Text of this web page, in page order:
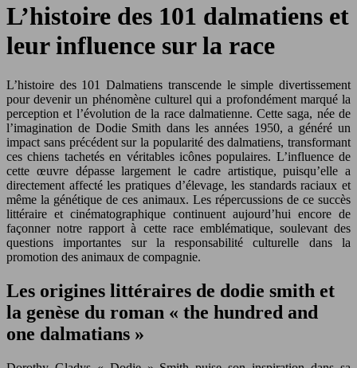
L’histoire des 101 dalmatiens et
leur influence sur la race
L’histoire des 101 Dalmatiens transcende le simple divertissement
pour devenir un phénomène culturel qui a profondément marqué la
perception et l’évolution de la race dalmatienne. Cette saga, née de
l’imagination de Dodie Smith dans les années 1950, a généré un
impact sans précédent sur la popularité des dalmatiens, transformant
ces chiens tachetés en véritables icônes populaires. L’influence de
cette œuvre dépasse largement le cadre artistique, puisqu’elle a
directement affecté les pratiques d’élevage, les standards raciaux et
même la génétique de ces animaux. Les répercussions de ce succès
littéraire et cinématographique continuent aujourd’hui encore de
façonner notre rapport à cette race emblématique, soulevant des
questions importantes sur la responsabilité culturelle dans la
promotion des animaux de compagnie.
Les origines littéraires de dodie smith et
la genèse du roman « the hundred and
one dalmatians »